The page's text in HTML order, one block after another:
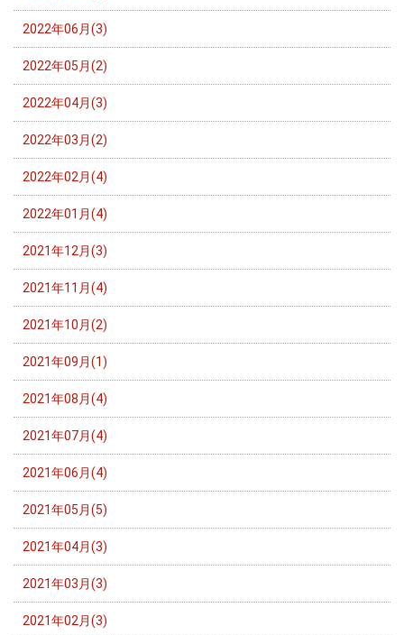
2022年06月(3)
2022年05月(2)
2022年04月(3)
2022年03月(2)
2022年02月(4)
2022年01月(4)
2021年12月(3)
2021年11月(4)
2021年10月(2)
2021年09月(1)
2021年08月(4)
2021年07月(4)
2021年06月(4)
2021年05月(5)
2021年04月(3)
2021年03月(3)
2021年02月(3)